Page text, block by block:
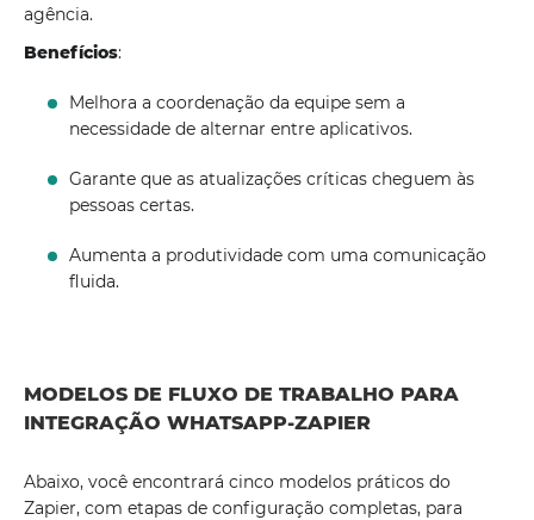
agência.
Benefícios:
Melhora a coordenação da equipe sem a
necessidade de alternar entre aplicativos.
Garante que as atualizações críticas cheguem às
pessoas certas.
Aumenta a produtividade com uma comunicação
fluida.
MODELOS DE FLUXO DE TRABALHO PARA
INTEGRAÇÃO WHATSAPP-ZAPIER
Abaixo, você encontrará cinco modelos práticos do
Zapier, com etapas de configuração completas, para